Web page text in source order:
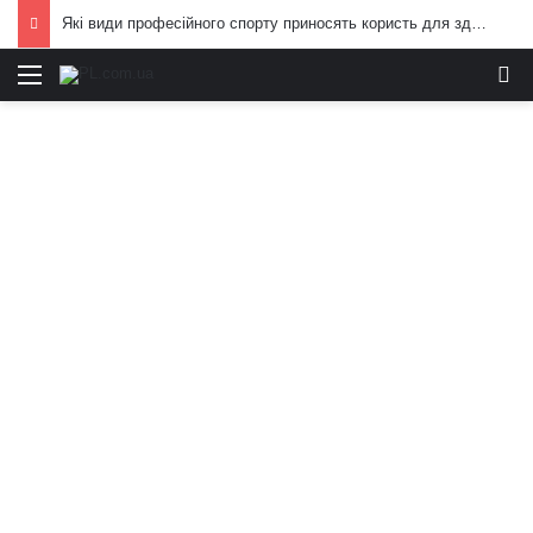
Які види професійного спорту приносять користь для здоров’я: поради експертів
Меню